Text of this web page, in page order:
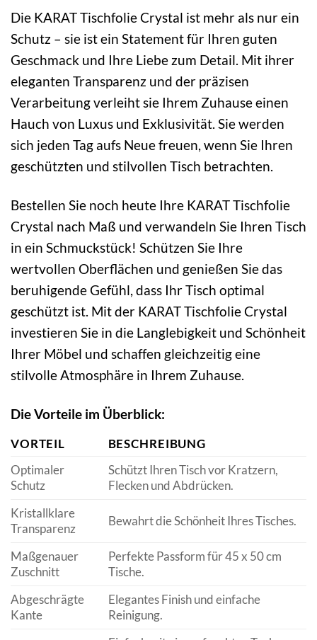
Die KARAT Tischfolie Crystal ist mehr als nur ein
Schutz – sie ist ein Statement für Ihren guten
Geschmack und Ihre Liebe zum Detail. Mit ihrer
eleganten Transparenz und der präzisen
Verarbeitung verleiht sie Ihrem Zuhause einen
Hauch von Luxus und Exklusivität. Sie werden
sich jeden Tag aufs Neue freuen, wenn Sie Ihren
geschützten und stilvollen Tisch betrachten.
Bestellen Sie noch heute Ihre KARAT Tischfolie
Crystal nach Maß und verwandeln Sie Ihren Tisch
in ein Schmuckstück! Schützen Sie Ihre
wertvollen Oberflächen und genießen Sie das
beruhigende Gefühl, dass Ihr Tisch optimal
geschützt ist. Mit der KARAT Tischfolie Crystal
investieren Sie in die Langlebigkeit und Schönheit
Ihrer Möbel und schaffen gleichzeitig eine
stilvolle Atmosphäre in Ihrem Zuhause.
Die Vorteile im Überblick:
VORTEIL
BESCHREIBUNG
Optimaler
Schutz
Schützt Ihren Tisch vor Kratzern,
Flecken und Abdrücken.
Kristallklare
Transparenz
Bewahrt die Schönheit Ihres Tisches.
Maßgenauer
Zuschnitt
Perfekte Passform für 45 x 50 cm
Tische.
Abgeschrägte
Kante
Elegantes Finish und einfache
Reinigung.